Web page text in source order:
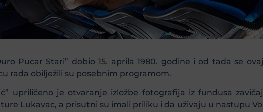
Pucar Stari” dobio 15. aprila 1980. godine i od tada se
rada obilježili su posebnim programom.
upriličeno je otvaranje izložbe fotografija iz fundusa
Lukavac, a prisutni su imali priliku i da uživaju u nastupu